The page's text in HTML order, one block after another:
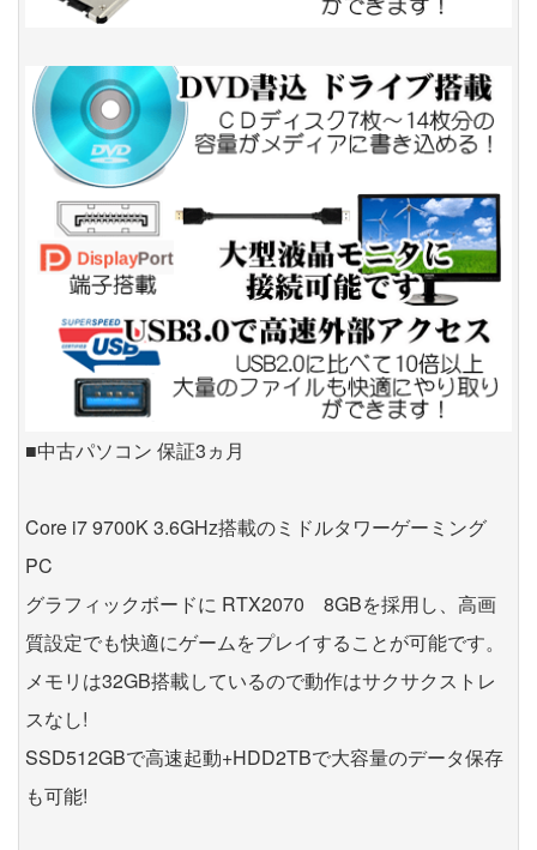
■中古パソコン 保証3ヵ月
Core i7 9700K 3.6GHz搭載のミドルタワーゲーミング
PC
グラフィックボードに RTX2070 8GBを採用し、高画
質設定でも快適にゲームをプレイすることが可能です。
メモリは32GB搭載しているので動作はサクサクストレ
スなし!
SSD512GBで高速起動+HDD2TBで大容量のデータ保存
も可能!